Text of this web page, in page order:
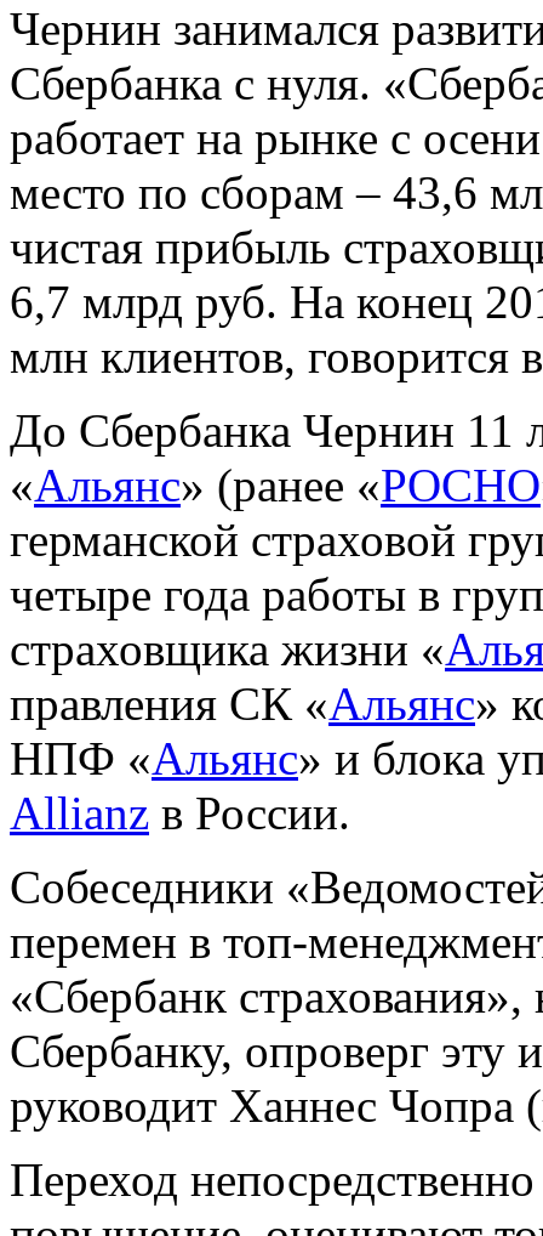
Чернин занимался
Сбербанка с нуля.
работает на рынке с
место по сборам – 43,6
чистая прибыль
6,7 млрд руб. На конец
млн клиентов, говорится
До Сбербанка Чернин 11
«Альянс» (ранее «РОСНО
германской страховой
четыре года работы в
страховщика жизни «
правления СК «Альянс»
НПФ «Альянс» и блока
Allianz в России.
Собеседники
перемен в топ-
«Сбербанк
Сбербанку, опроверг
руководит Ханнес Чопра
Переход